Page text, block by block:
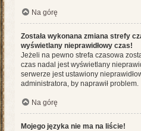
Na górę
Została wykonana zmiana strefy
wyświetlany nieprawidłowy czas!
Jeżeli na pewno strefa czasowa
czas nadal jest wyświetlany
serwerze jest ustawiony
administratora, by naprawił problem.
Na górę
Mojego języka nie ma na liście!